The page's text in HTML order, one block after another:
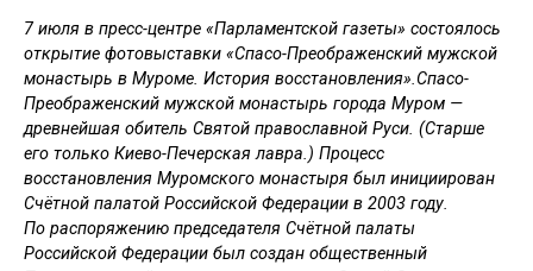
7 июля в пресс-центре «Парламентской газеты» состоялось
открытие фотовыставки «Спасо-Преображенский мужской
монастырь в Муроме. История восстановления».Спасо-
Преображенский мужской монастырь города Муром —
древнейшая обитель Святой православной Руси. (Старше
его только Киево-Печерская лавра.) Процесс
восстановления Муромского монастыря был инициирован
Счётной палатой Российской Федерации в 2003 году.
По распоряжению председателя Счётной палаты
Российской Федерации был создан общественный